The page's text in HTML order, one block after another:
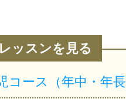
ッスンを見る